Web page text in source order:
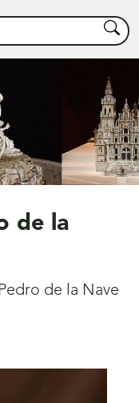
Buscar
de la
de la Nave